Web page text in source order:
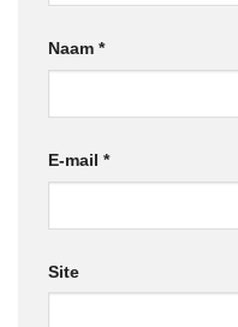
Naam *
E-mail *
Site